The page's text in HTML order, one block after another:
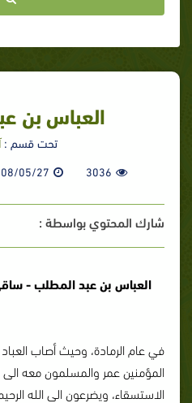
العباس بن
تحت قسم :
3036
05/27
شارك المحتوي بواسطة :
العباس بن عبد المطلب -
في عام الرمادة، وحيث أصاب
المؤمنين عمر والمسلمون معه
الاستسقاء، ويضرعون الى الله